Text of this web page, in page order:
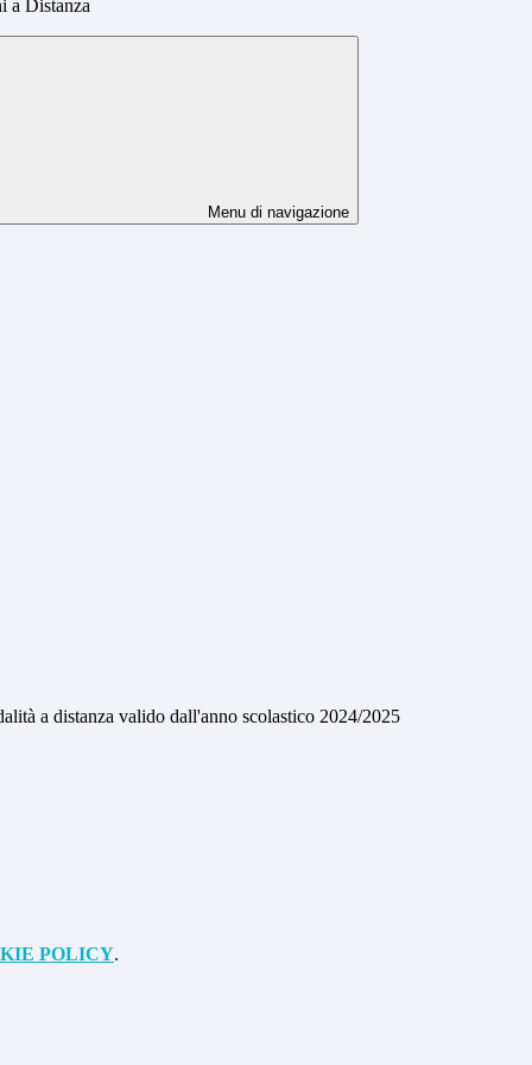
a Distanza
Menu di navigazione
a distanza valido dall'anno scolastico 2024/2025
POLICY.